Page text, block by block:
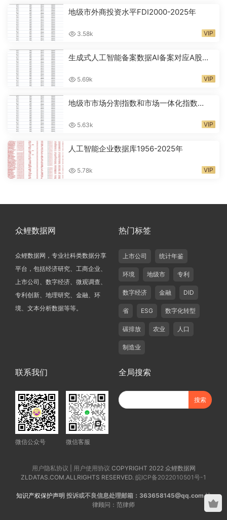
地级市外商投资水平FDI2000-2025年
3.58k VIP
生成式人工智能备案数据AI备案对应A股代
5.69k VIP
地级市市场分割指数和市场一体化指数
5.63k VIP
人工智能企业数据库1956-2025年
5.78k VIP
众鲤数据网
众鲤数据网，专业社科类数据分享
平台，包括经济研究、工商企业、
上市公司、数字经济、微观调查、
专利创新、地理研究、金融、环
境、文本分析数据等等。
热门标签
上市公司 统计年鉴
环境 地级市 专利
数字经济 金融 DID
省 ESG 数字化转型
碳排放 农业 人口
制造业
联系我们
微信公众号 微信客服
全局搜索
用户隐私协议 用户使用协议 COPYRIGHT 2022 众鲤数据网
ZLDATAS.COM.ALLRIGHTS RESERVED. 皖ICP备2022010501号-1
知识产权保护声明 投诉或不良信息处理邮箱：363658145@qq.com法
律顾问：范律师